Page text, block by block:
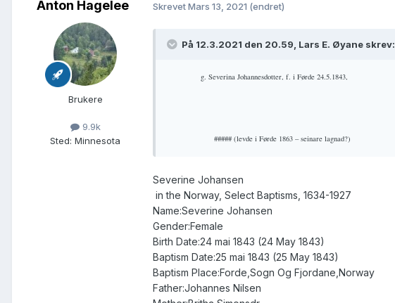
Anton Hagelee
Brukere
9.9k
Sted: Minnesota
SkrevetMars 13, 2021 (endret)
På 12.3.2021 den 20.59, Lars E. Øyane skrev:
g. Severina Johannesdotter, f. i Førde 24.5.1843,
##### (levde i Førde 1863 – seinare lagnad?)
Severine Johansen
in the Norway, Select Baptisms, 1634-1927
Name:Severine Johansen
Gender:Female
Birth Date:24 mai 1843 (24 May 1843)
Baptism Date:25 mai 1843 (25 May 1843)
Baptism Place:Forde,Sogn Og Fjordane,Norway
Father:Johannes Nilsen